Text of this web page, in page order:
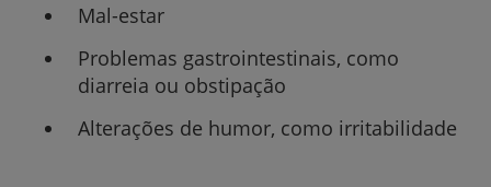
Mal-estar
Problemas gastrointestinais, como
diarreia ou obstipação
Alterações de humor, como irritabilidade